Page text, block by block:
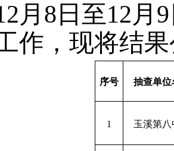
2 月 8 日 至12 月 9
作，现将结
序号 抽查单位
1 玉溪第八